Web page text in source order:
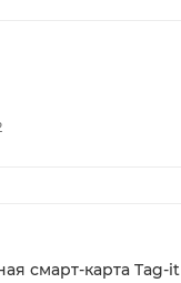
смарт-карта Tag-it